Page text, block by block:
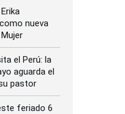
nueva
el Perú: la
aguarda el
pastor
feriado 6